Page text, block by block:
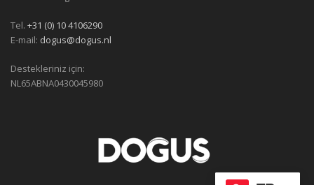
Tel. +31 (0) 10 4106290
E-mail: dogus@dogus.nl
Destekleriniz için:
NL65ABNA0430045980